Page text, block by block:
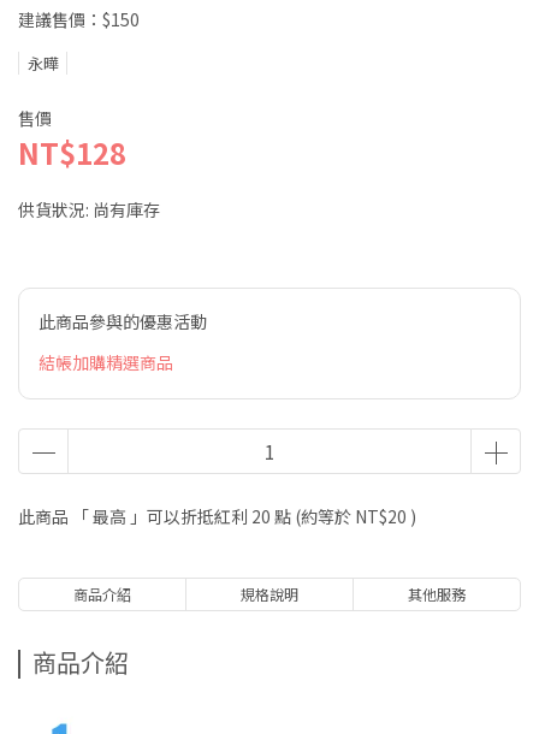
建議售價：$150
永曄
售價
NT$128
供貨狀況: 尚有庫存
此商品參與的優惠活動
結帳加購精選商品
此商品 「 最高 」可以折抵紅利 20 點 (約等於 NT$20 )
商品介紹 規格說明 其他服務
商品介紹